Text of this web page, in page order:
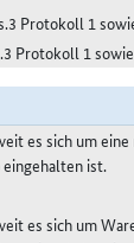
Protokoll 1
Protokoll 1 sowie
es sich um
ist.
es sich um